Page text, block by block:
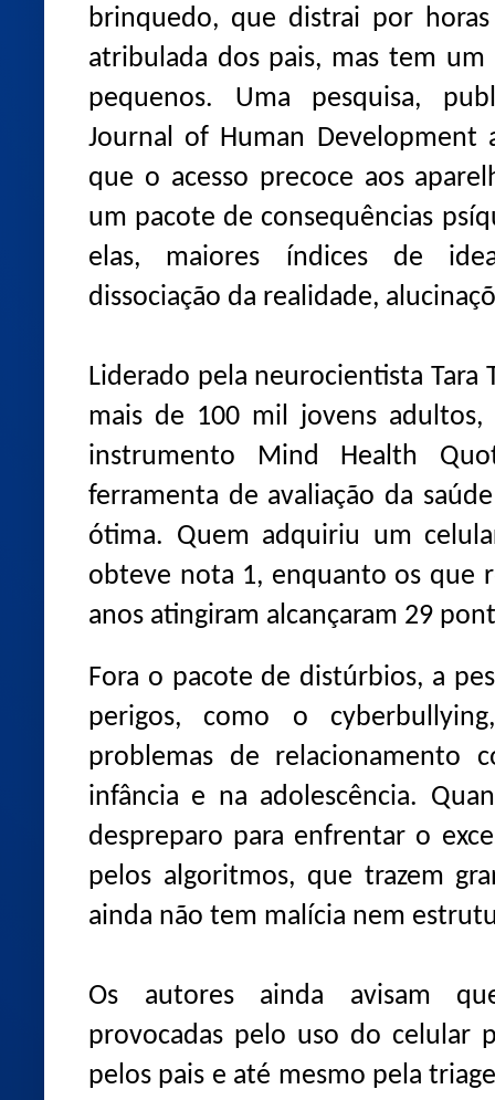
brinquedo, que distrai por
atribulada dos pais, mas tem
pequenos. Uma pesquisa,
Journal of Human Development
que o acesso precoce aos
um pacote de consequências
elas, maiores índices de
dissociação da realidade,
Liderado pela neurocientista Tara
mais de 100 mil jovens
instrumento Mind Health
ferramenta de avaliação da
ótima. Quem adquiriu um
obteve nota 1, enquanto os que
anos atingiram alcançaram 29
Fora o pacote de distúrbios, a
perigos, como o
problemas de relacionamento
infância e na adolescência.
despreparo para enfrentar o
pelos algoritmos, que trazem
ainda não tem malícia nem
Os autores ainda avisam
provocadas pelo uso do celular
pelos pais e até mesmo pela